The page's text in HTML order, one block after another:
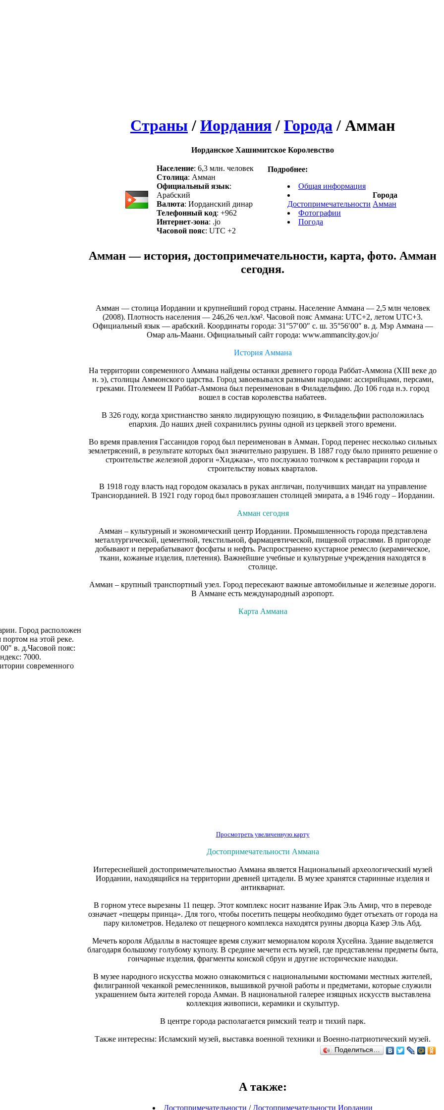
Город расположен
на этой реке.
в. д.Часовой пояс:
7000.
современного
Страны/ Иордания/ Города/ Амман
Иорданское Хашимитское Королевство
Население: 6,3 млн. человек
Столица: Амман
Официальный язык:
Арабский
Валюта: Иорданский динар
Телефонный код: +962
Интернет-зона: .jo
Часовой пояс: UTC +2
Подробнее:
Общая информация
Достопримечательности
Фотографии
Погода
Города
Амман
Амман — история, достопримечательности, карта, фото. Амман
сегодня.
Амман — столица Иордании и крупнейший город страны. Население Аммана — 2,5 млн человек
(2008). Плотность населения — 246,26 чел./км². Часовой пояс Аммана: UTC+2, летом UTC+3.
Официальный язык — арабский. Координаты города: 31°57′00″ с. ш. 35°56′00″ в. д. Мэр Аммана —
Омар аль-Маани. Официальный сайт города: www.ammancity.gov.jo/
История Аммана
На территории современного Аммана найдены останки древнего города Раббат-Аммона (XIII веке до
н. э), столицы Аммонского царства. Город завоевывался разными народами: ассирийцами, персами,
греками. Птолемеем II Раббат-Аммона был переименован в Филадельфию. До 106 года н.э. город
вошел в состав королевства набатеев.
В 326 году, когда христианство заняло лидирующую позицию, в Филадельфии расположилась
епархия. До наших дней сохранились руины одной из церквей этого времени.
Во время правления Гассанидов город был переименован в Амман. Город перенес несколько сильных
землетрясений, в результате которых был значительно разрушен. В 1887 году было принято решение о
строительстве железной дороги «Хиджаза», что послужило толчком к реставрации города и
строительству новых кварталов.
В 1918 году власть над городом оказалась в руках англичан, получивших мандат на управление
Трансиорданией. В 1921 году город был провозглашен столицей эмирата, а в 1946 году – Иордании.
Амман сегодня
Амман – культурный и экономический центр Иордании. Промышленность города представлена
металлургической, цементной, текстильной, фармацевтической, пищевой отраслями. В пригороде
добывают и перерабатывают фосфаты и нефть. Распространено кустарное ремесло (керамическое,
ткани, кожаные изделия, плетения). Важнейшие учебные и культурные учреждения находятся в
столице.
Амман – крупный транспортный узел. Город пересекают важные автомобильные и железные дороги.
В Аммане есть международный аэропорт.
Карта Аммана
Просмотреть увеличенную карту
Достопримечательности Аммана
Интереснейшей достопримечательностью Аммана является Национальный археологический музей
Иордании, находящийся на территории древней цитадели. В музее хранятся старинные изделия и
антиквариат.
В горном утесе вырезаны 11 пещер. Этот комплекс носит название Ирак Эль Амир, что в переводе
означает «пещеры принца». Для того, чтобы посетить пещеры необходимо будет отъехать от города на
пару километров. Недалеко от пещерного комплекса находятся руины дворца Казер Эль Абд.
Мечеть короля Абдаллы в настоящее время служит мемориалом короля Хусейна. Здание выделяется
благодаря большому голубому куполу. В средине мечети есть музей, где представлены предметы быта,
гончарные изделия, фрагменты конской сбруи и другие исторические находки.
В музее народного искусства можно ознакомиться с национальными костюмами местных жителей,
филигранной чеканкой ремесленников, вышивкой ручной работы и предметами, которые служили
украшением быта жителей города Амман. В национальной галерее изящных искусств выставлена
коллекция живописи, керамики и скульптур.
В центре города располагается римский театр и тихий парк.
Также интересны: Исламский музей, выставка военной техники и Военно-патриотический музей.
Поделиться…
А также:
Достопримечательности / Достопримечательности Иордании